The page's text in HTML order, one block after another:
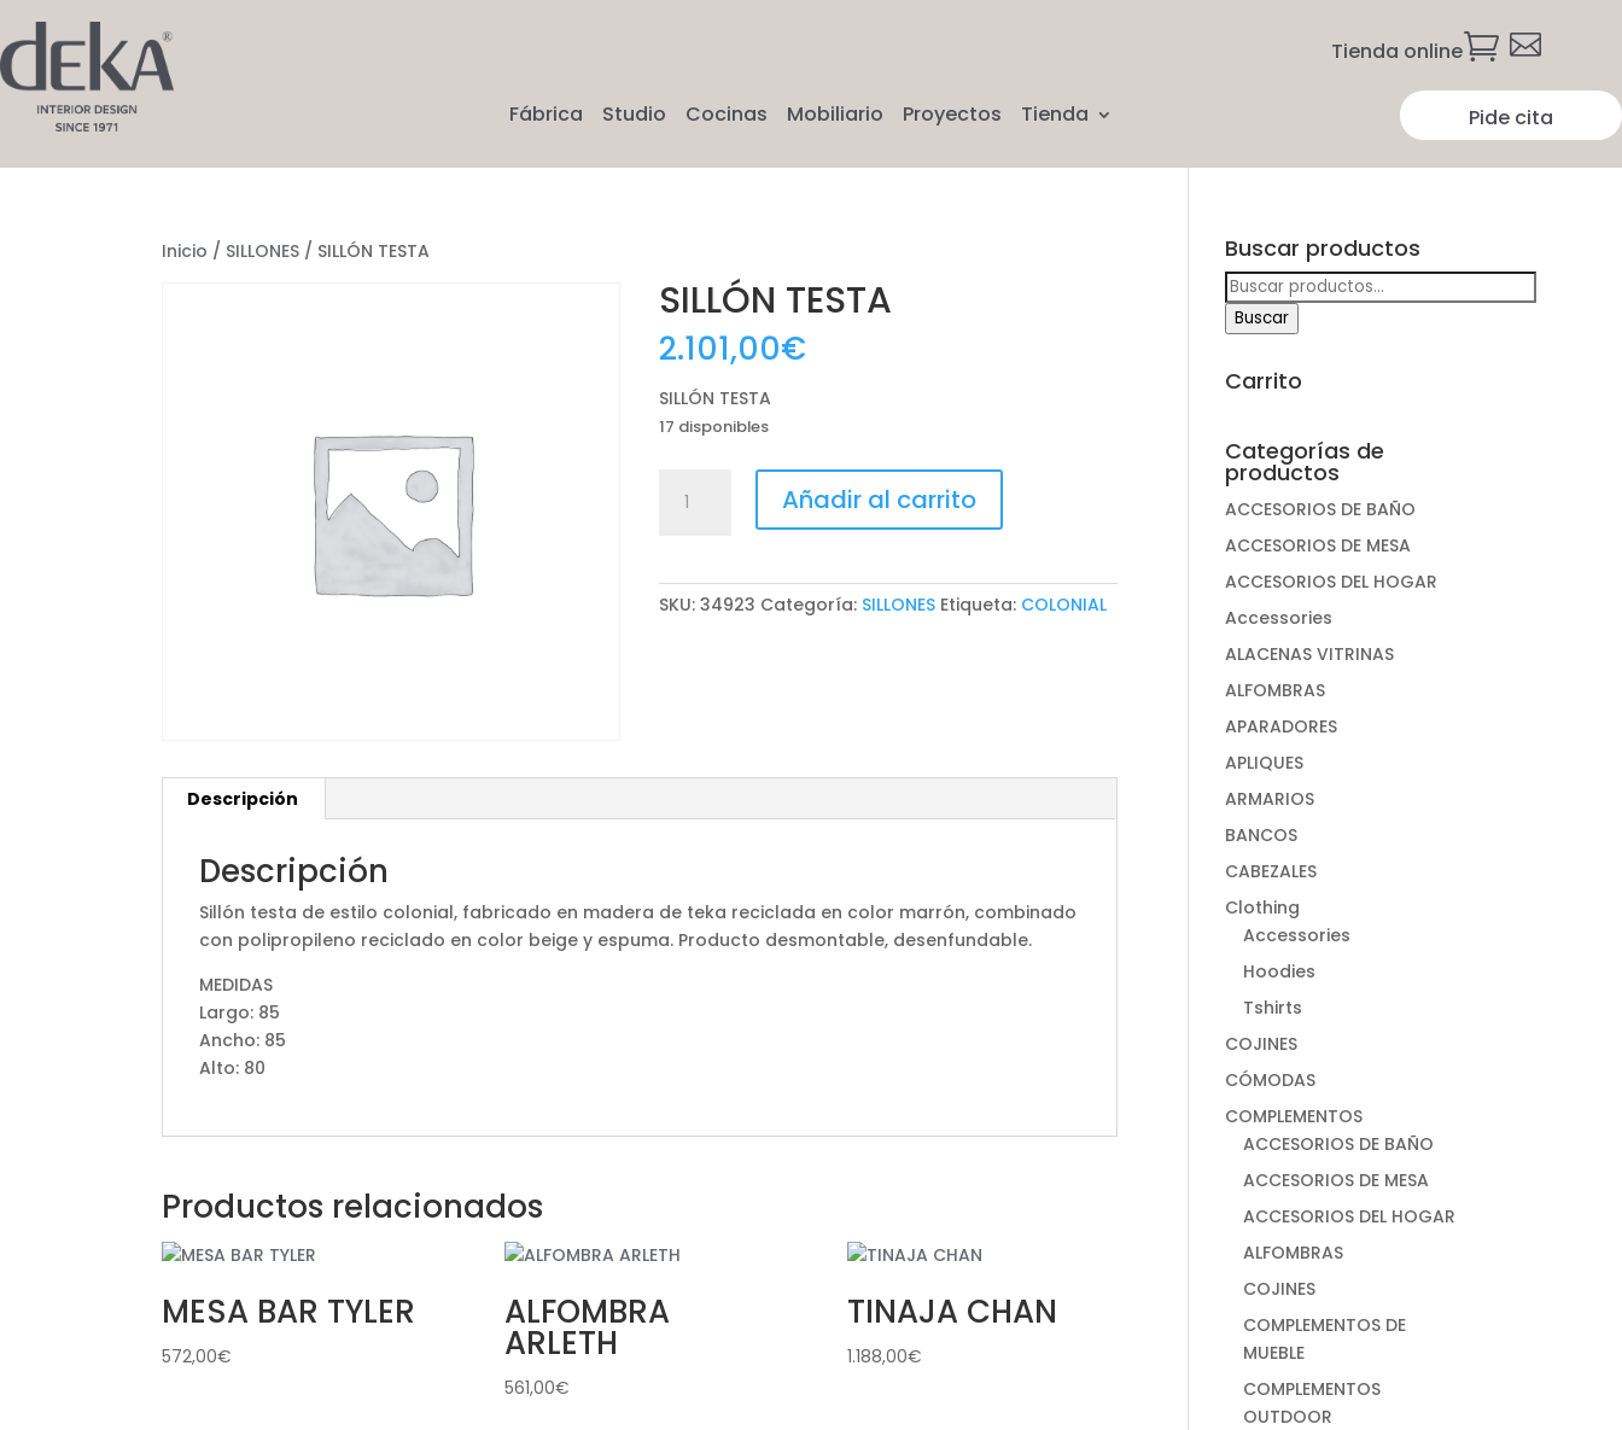
Tienda online 
Fábrica Studio Cocinas Mobiliario Proyectos Tienda Pide cita
Inicio / SILLONES / SILLÓN TESTA
SILLÓN TESTA
2.101,00€
SILLÓN TESTA
17 disponibles
TESTA
Añadir al carrito
SKU:34923 Categoría: SILLONES Etiqueta: COLONIAL
Descripción
Descripción
Sillón testa de estilo colonial, fabricado en madera de teka reciclada en color marrón, combinado
con polipropileno reciclado en color beige y espuma. Producto desmontable, desenfundable.
MEDIDAS
Largo: 85
Ancho: 85
Alto: 80
Productos relacionados
MESA BAR TYLER
572,00€
ALFOMBRA
ARLETH
561,00€
TINAJA CHAN
1.188,00€
Buscar productos
Buscar
por:
Buscar
Carrito
Categorías de
productos
ACCESORIOS DE BAÑO
ACCESORIOS DE MESA
ACCESORIOS DEL HOGAR
Accessories
ALACENAS VITRINAS
ALFOMBRAS
APARADORES
APLIQUES
ARMARIOS
BANCOS
CABEZALES
Clothing
Accessories
Hoodies
Tshirts
COJINES
CÓMODAS
COMPLEMENTOS
ACCESORIOS DE BAÑO
ACCESORIOS DE MESA
ACCESORIOS DEL HOGAR
ALFOMBRAS
COJINES
COMPLEMENTOS DE
MUEBLE
COMPLEMENTOS
OUTDOOR